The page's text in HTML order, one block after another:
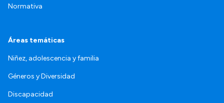
Normativa
Áreas temáticas
Niñez, adolescencia y familia
Géneros y Diversidad
Discapacidad